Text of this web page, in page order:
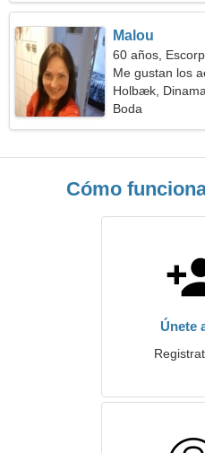
Malou
60 años,
Me gustan los
Holbæk,
Boda
Cómo
Únete